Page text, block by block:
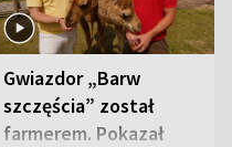
Gwiazdor „Barw
szczęścia” został
farmerem. Pokazał